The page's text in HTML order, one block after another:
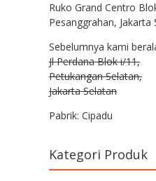
Ruko Grand Centro
Pesanggrahan, Jakarta
Sebelumnya kami
Jl Perdana Blok i/11,
Petukangan Selatan,
Jakarta Selatan
Pabrik: Cipadu
Kategori Produk